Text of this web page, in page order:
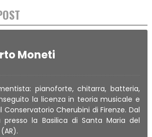
Moneti
pianoforte, chitarra, batteria,
la licenza in teoria musicale e
Conservatorio Cherubini di Firenze. Dal
presso la Basilica di Santa Maria del